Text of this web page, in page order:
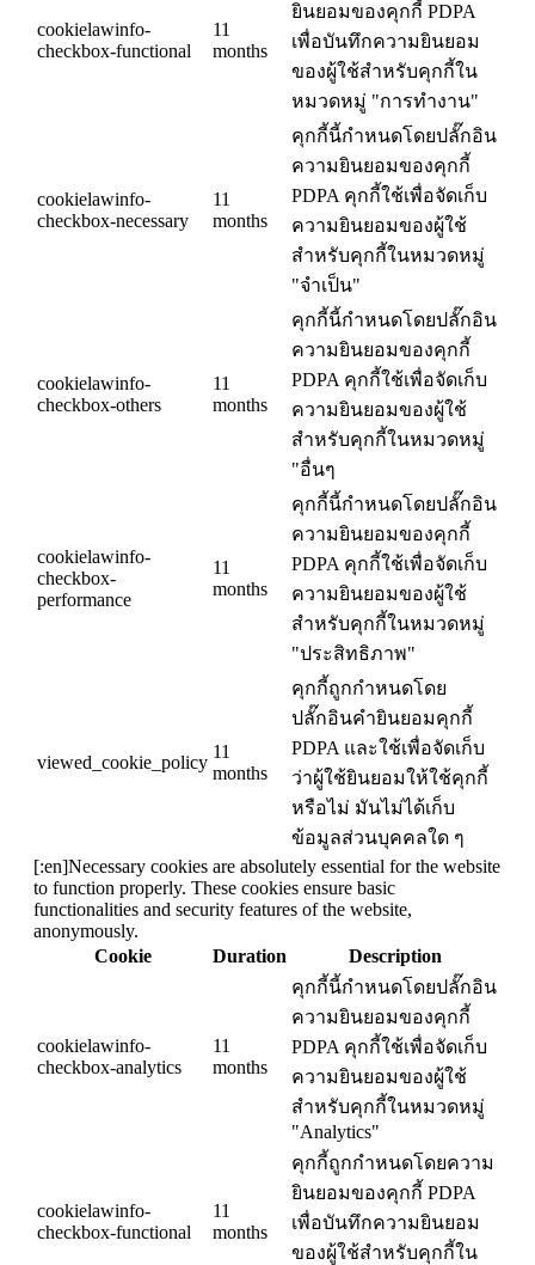
cookielawinfo-
checkbox-functional
11
months
ยินยอมของคุกกี้ PDPA
เพื่อบันทึกความยินยอม
ของผู้ใช้สำหรับคุกกี้ใน
หมวดหมู่ "การทำงาน"
cookielawinfo-
checkbox-necessary
11
months
คุกกี้นี้กำหนดโดยปลั๊กอิน
ความยินยอมของคุกกี้
PDPA คุกกี้ใช้เพื่อจัดเก็บ
ความยินยอมของผู้ใช้
สำหรับคุกกี้ในหมวดหมู่
"จำเป็น"
cookielawinfo-
checkbox-others
11
months
คุกกี้นี้กำหนดโดยปลั๊กอิน
ความยินยอมของคุกกี้
PDPA คุกกี้ใช้เพื่อจัดเก็บ
ความยินยอมของผู้ใช้
สำหรับคุกกี้ในหมวดหมู่
"อื่นๆ
cookielawinfo-
checkbox-
performance
11
months
คุกกี้นี้กำหนดโดยปลั๊กอิน
ความยินยอมของคุกกี้
PDPA คุกกี้ใช้เพื่อจัดเก็บ
ความยินยอมของผู้ใช้
สำหรับคุกกี้ในหมวดหมู่
"ประสิทธิภาพ"
viewed_cookie_policy
11
months
คุกกี้ถูกกำหนดโดย
ปลั๊กอินคำยินยอมคุกกี้
PDPA และใช้เพื่อจัดเก็บ
ว่าผู้ใช้ยินยอมให้ใช้คุกกี้
หรือไม่ มันไม่ได้เก็บ
ข้อมูลส่วนบุคคลใด ๆ
[:en]Necessary cookies are absolutely essential for the website
to function properly. These cookies ensure basic
functionalities and security features of the website,
anonymously.
Cookie
Duration Description
cookielawinfo-
checkbox-analytics
11
months
คุกกี้นี้กำหนดโดยปลั๊กอิน
ความยินยอมของคุกกี้
PDPA คุกกี้ใช้เพื่อจัดเก็บ
ความยินยอมของผู้ใช้
สำหรับคุกกี้ในหมวดหมู่
"Analytics"
cookielawinfo-
checkbox-functional
11
months
คุกกี้ถูกกำหนดโดยความ
ยินยอมของคุกกี้ PDPA
เพื่อบันทึกความยินยอม
ของผู้ใช้สำหรับคุกกี้ใน